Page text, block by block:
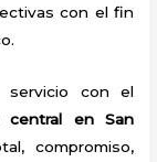
con el fin
servicio con el
central en San
compromiso,